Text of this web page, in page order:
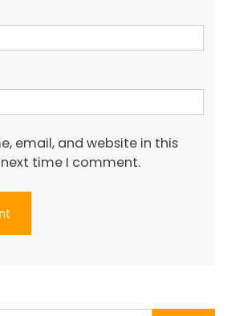
email, and website in this
time I comment.